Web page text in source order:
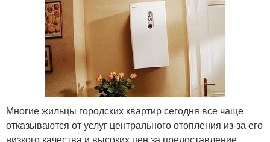
Многие жильцы городских квартир сегодня все чаще
отказываются от услуг центрального отопления из-за его